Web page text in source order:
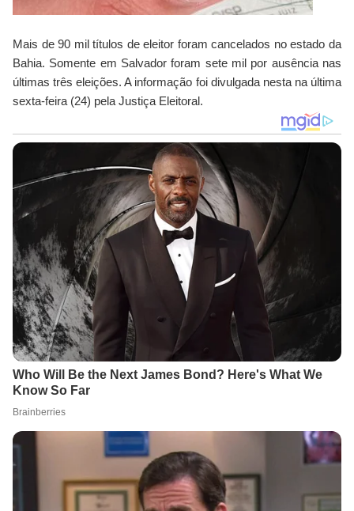
Mais de 90 mil títulos de eleitor foram cancelados no estado da
Bahia. Somente em Salvador foram sete mil por ausência nas
últimas três eleições. A informação foi divulgada nesta na última
sexta-feira (24) pela Justiça Eleitoral.